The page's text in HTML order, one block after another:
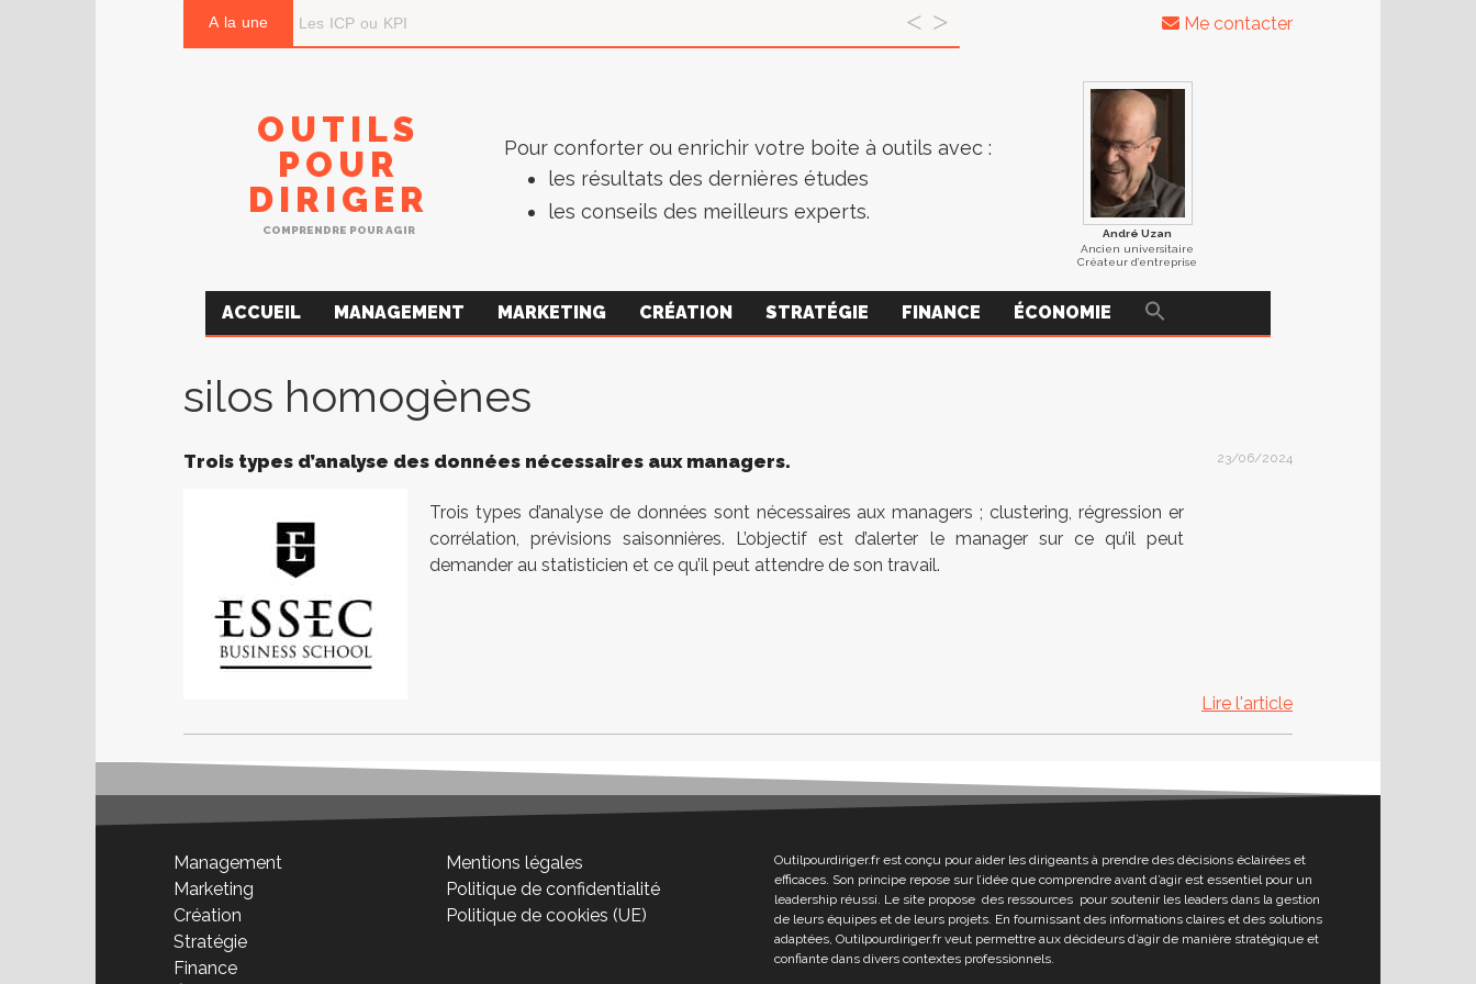
A la une Me contacter
OUTILS
POUR
DIRIGER
COMPRENDRE POUR AGIR
Pour conforter ou enrichir votre boite à outils avec :
les résultats des dernières études
les conseils des meilleurs experts.
André Uzan
Ancien universitaire
Créateur d’entreprise
ACCUEIL MANAGEMENT MARKETING CRÉATION STRATÉGIE FINANCE ÉCONOMIE
silos homogènes
Trois types d’analyse des données nécessaires aux managers. 23/06/2024
Trois types d’analyse de données sont nécessaires aux managers ; clustering, régression er
corrélation, prévisions saisonnières. L’objectif est d’alerter le manager sur ce qu’il peut
demander au statisticien et ce qu’il peut attendre de son travail.
Lire l'article
Management
Marketing
Création
Stratégie
Finance
Mentions légales
Politique de confidentialité
Politique de cookies (UE)
Outilpourdiriger.fr est conçu pour aider les dirigeants à prendre des décisions éclairées et
efficaces. Son principe repose sur l’idée que comprendre avant d’agir est essentiel pour un
leadership réussi. Le site propose des ressources pour soutenir les leaders dans la gestion
de leurs équipes et de leurs projets. En fournissant des informations claires et des solutions
adaptées, Outilpourdiriger.fr veut permettre aux décideurs d’agir de manière stratégique et
confiante dans divers contextes professionnels.